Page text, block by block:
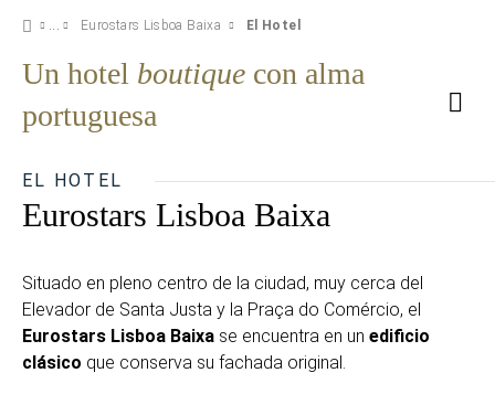
Eurostars Lisboa Baixa El Hotel
Un hotel boutique con alma
portuguesa
EL HOTEL
Eurostars Lisboa Baixa
Situado en pleno centro de la ciudad, muy cerca del
Elevador de Santa Justa y la Praça do Comércio, el
Eurostars Lisboa Baixa se encuentra en un edificio
clásico que conserva su fachada original.